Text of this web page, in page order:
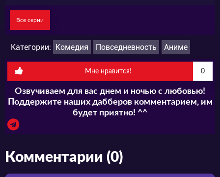
Все серии
Категории: Комедия Повседневность Аниме
Мне нравится! 0
Озвучиваем для вас днем и ночью с любовью!
Поддержите наших дабберов комментарием, им
будет приятно! ^^
Комментарии (0)